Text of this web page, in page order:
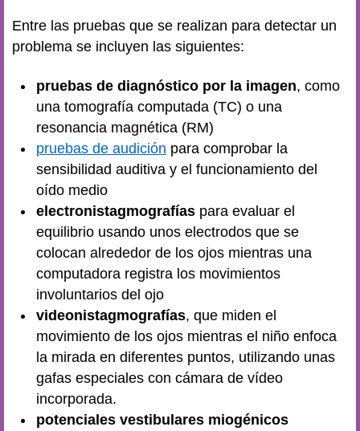
Entre las pruebas que se realizan para detectar un
problema se incluyen las siguientes:
pruebas de diagnóstico por la imagen, como
una tomografía computada (TC) o una
resonancia magnética (RM)
pruebas de audición para comprobar la
sensibilidad auditiva y el funcionamiento del
oído medio
electronistagmografías para evaluar el
equilibrio usando unos electrodos que se
colocan alrededor de los ojos mientras una
computadora registra los movimientos
involuntarios del ojo
videonistagmografías, que miden el
movimiento de los ojos mientras el niño enfoca
la mirada en diferentes puntos, utilizando unas
gafas especiales con cámara de vídeo
incorporada.
potenciales vestibulares miogénicos